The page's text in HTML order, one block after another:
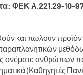
ΦΕΚ Α.221.29-10-
και πωλούν
ονόματα ανθρώπων
(Καθηγητές